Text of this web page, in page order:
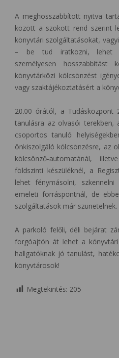
A meghosszabbított nyitva
között a szokott rend szerint
könyvtári szolgáltatásokat,
– be tud iratkozni, lehet
személyesen hosszabbítást
könyvtárközi kölcsönzést
vagy szaktájékoztatásért a
20.00 órától, a Tudásközpont
tanulásra az olvasói terekben,
csoportos tanuló
önkiszolgáló kölcsönzésre, az
kölcsönző-automatánál,
földszinti készüléknél, a
lehet fénymásolni,
emeleti forráspontnál, de
szolgáltatások már szünetelnek.
A parkoló felőli, déli bejárat
forgóajtón át lehet a
hallgatóknak jó tanulást,
könyvtárosok!
Megtekintés: 205